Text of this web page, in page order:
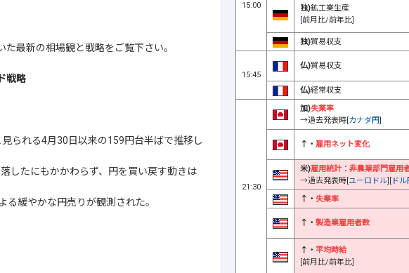
最新の相場観と戦略をご覧下さい。
戦略
られる4月30日以来の159円台半ばで推移し
したにもかかわらず、円を買い戻す動きは
緩やかな円売りが観測された。
15:00 独)鉱工業生産
[前月比/前年比]
独)貿易収支
15:45
仏)貿易収支
仏)経常収支
21:30
加)失業率
→過去発表時[カナダ円]
↑・ 雇用ネット変化
米)雇用統計 ： 非農業部門雇用
→過去発表時[ユーロドル][ ドル
↑・ 失業率
↑・ 製造業雇用者数
↑・ 平均時給
[前月比/前年比]